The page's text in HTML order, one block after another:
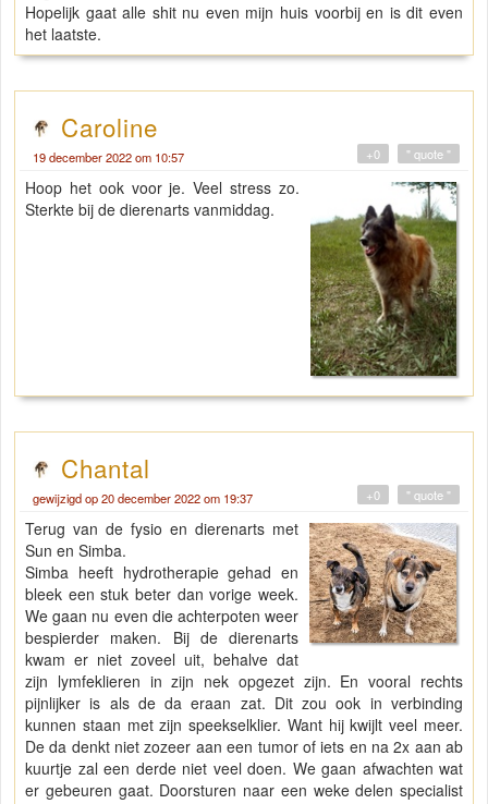
Hopelijk gaat alle shit nu even mijn huis voorbij en is dit even
het laatste.
Caroline
19 december 2022 om 10:57 " quote "
+0
Hoop het ook voor je. Veel stress zo.
Sterkte bij de dierenarts vanmiddag.
Chantal
gewijzigd op 20 december 2022 om 19:37 " quote "
+0
Terug van de fysio en dierenarts met
Sun en Simba.
Simba heeft hydrotherapie gehad en
bleek een stuk beter dan vorige week.
We gaan nu even die achterpoten weer
bespierder maken. Bij de dierenarts
kwam er niet zoveel uit, behalve dat
zijn lymfeklieren in zijn nek opgezet zijn. En vooral rechts
pijnlijker is als de da eraan zat. Dit zou ook in verbinding
kunnen staan met zijn speekselklier. Want hij kwijlt veel meer.
De da denkt niet zozeer aan een tumor of iets en na 2x aan ab
kuurtje zal een derde niet veel doen. We gaan afwachten wat
er gebeuren gaat. Doorsturen naar een weke delen specialist